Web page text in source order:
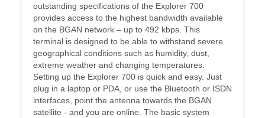
outstanding specifications of the Explorer 700
provides access to the highest bandwidth available
on the BGAN network – up to 492 kbps. This
terminal is designed to be able to withstand severe
geographical conditions such as humidity, dust,
extreme weather and changing temperatures.
Setting up the Explorer 700 is quick and easy. Just
plug in a laptop or PDA, or use the Bluetooth or ISDN
interfaces, point the antenna towards the BGAN
satellite - and you are online. The basic system